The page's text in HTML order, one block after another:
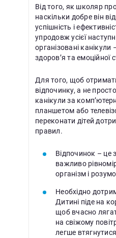
Від того, як школяр
наскільки добре він
успішність і
упродовж усієї
організовані
здоров’я та емоційної
Для того, щоб
відпочинку, а не
канікули за
планшетом або
переконати дітей
правил.
Відпочинок – це
важливо
організм і
Необхідно
Дитині піде на
щоб вчасно
на свіжому
легше